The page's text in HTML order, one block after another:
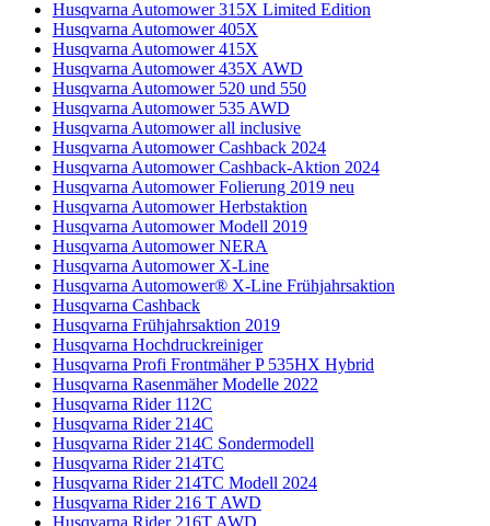
Husqvarna Automower 315X Limited Edition
Husqvarna Automower 405X
Husqvarna Automower 415X
Husqvarna Automower 435X AWD
Husqvarna Automower 520 und 550
Husqvarna Automower 535 AWD
Husqvarna Automower all inclusive
Husqvarna Automower Cashback 2024
Husqvarna Automower Cashback-Aktion 2024
Husqvarna Automower Folierung 2019 neu
Husqvarna Automower Herbstaktion
Husqvarna Automower Modell 2019
Husqvarna Automower NERA
Husqvarna Automower X-Line
Husqvarna Automower® X-Line Frühjahrsaktion
Husqvarna Cashback
Husqvarna Frühjahrsaktion 2019
Husqvarna Hochdruckreiniger
Husqvarna Profi Frontmäher P 535HX Hybrid
Husqvarna Rasenmäher Modelle 2022
Husqvarna Rider 112C
Husqvarna Rider 214C
Husqvarna Rider 214C Sondermodell
Husqvarna Rider 214TC
Husqvarna Rider 214TC Modell 2024
Husqvarna Rider 216 T AWD